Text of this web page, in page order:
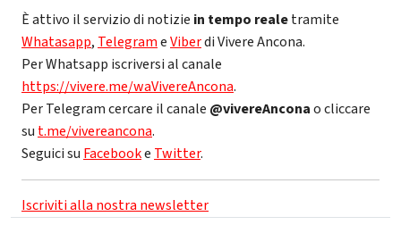
È attivo il servizio di notizie in tempo realetramite
Whatasapp, TelegrameViberdi Vivere Ancona.
Per Whatsapp iscriversi al canale
https://vivere.me/waVivereAncona.
Per Telegram cercare il canale @vivereAnconao cliccare
su t.me/vivereancona.
Seguici su Facebooke Twitter.
Iscriviti alla nostra newsletter